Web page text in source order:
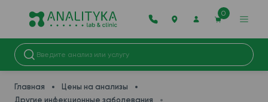
0
Главная
Цены на анализы
Другие инфекционные заболевания